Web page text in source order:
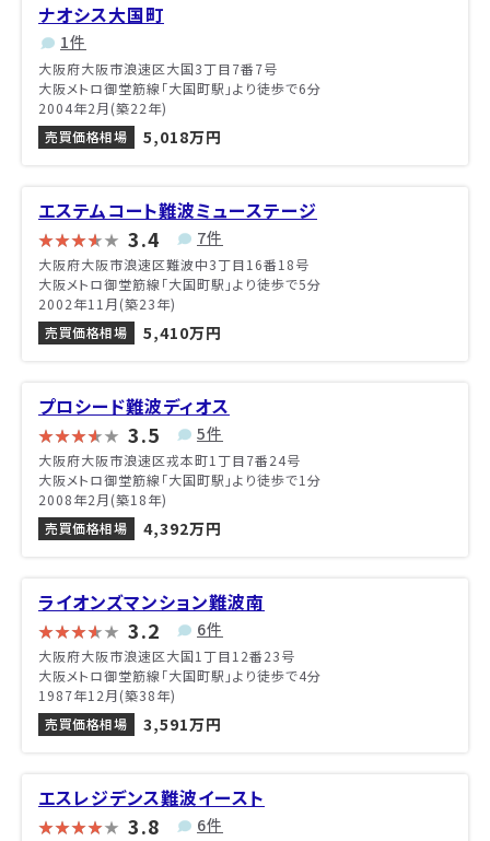
ナオシス大国町
1件
大阪府大阪市浪速区大国3丁目7番7号
大阪メトロ御堂筋線「大国町駅」より徒歩で6分
2004年2月(築22年)
売買価格相場
5,018万円
エステムコート難波ミューステージ
3.4 7件
大阪府大阪市浪速区難波中3丁目16番18号
大阪メトロ御堂筋線「大国町駅」より徒歩で5分
2002年11月(築23年)
売買価格相場
5,410万円
プロシード難波ディオス
3.5 5件
大阪府大阪市浪速区戎本町1丁目7番24号
大阪メトロ御堂筋線「大国町駅」より徒歩で1分
2008年2月(築18年)
売買価格相場
4,392万円
ライオンズマンション難波南
3.2 6件
大阪府大阪市浪速区大国1丁目12番23号
大阪メトロ御堂筋線「大国町駅」より徒歩で4分
1987年12月(築38年)
売買価格相場
3,591万円
エスレジデンス難波イースト
3.8 6件